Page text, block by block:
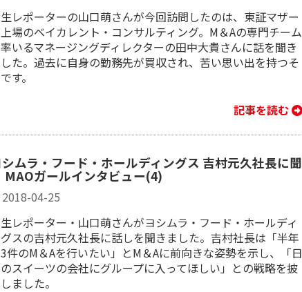
レポーターの山口萌さんが今回訪問したのは、東証マザー
場のベイカレント・コンサルティング。M＆Aの専門チーム
いるマネージングディレクターの田中大貴さんに話を聞き
た。過去に自身の勤務先が買収され、苦い思い出を持つそ
す。
記事を読む
ムラ・フード・ホールディングス 吉村元久社長に聞
MAOガールインタビュー(4)
2018-04-25
レポーター・山口萌さんがヨシムラ・フード・ホールディ
スの吉村元久社長に話しを聞きました。吉村社長は「半年
件のM＆Aを行いたい」とM＆Aに前向きな姿勢を示し、「日
スイーツの会社にグループに入ってほしい」との戦略を披
ました。